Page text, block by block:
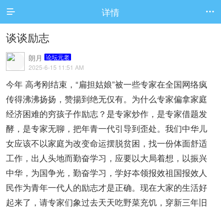
 详情 
谈谈励志
朗月 论坛元老
2025-6-15 11:51 AM
今年 高考刚结束，“扁担姑娘”被一些专家在全国网络疯
传得沸沸扬扬，赞揚到绝无仅有。为什么专家偏拿家庭
经济困难的穷孩子作励志？是专家炒作，是专家借题发
酵，是专家无聊，把年青一代引导到歪处。我们中华儿
女应该不以家庭为改变命运摆脱贫困，找一份体面舒适
工作，出人头地而勤奋学习，应要以大局着想，以振兴
中华，为国争光，勤奋学习，学好夲领报效祖国报效人
民作为青年一代人的励志才是正确。现在大家的生活好
起来了，请专家们象过去天天吃野菜充饥，穿新三年旧